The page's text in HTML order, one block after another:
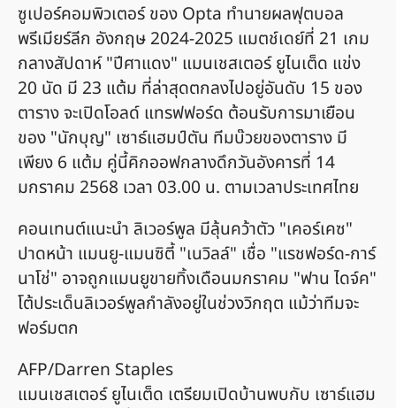
ซูเปอร์คอมพิวเตอร์ ของ Opta ทำนายผลฟุตบอล
พรีเมียร์ลีก อังกฤษ 2024-2025 แมตช์เดย์ที่ 21 เกม
กลางสัปดาห์ "ปีศาแดง" แมนเชสเตอร์ ยูไนเต็ด แข่ง
20 นัด มี 23 แต้ม ที่ล่าสุดตกลงไปอยู่อันดับ 15 ของ
ตาราง จะเปิดโอลด์ แทรฟฟอร์ด ต้อนรับการมาเยือน
ของ "นักบุญ" เซาธ์แฮมป์ตัน ทีมบ๊วยของตาราง มี
เพียง 6 แต้ม คู่นี้คิกออฟกลางดึกวันอังคารที่ 14
มกราคม 2568 เวลา 03.00 น. ตามเวลาประเทศไทย
คอนเทนต์แนะนำ ลิเวอร์พูล มีลุ้นคว้าตัว "เคอร์เคซ"
ปาดหน้า แมนยู-แมนซิตี้ "เนวิลล์" เชื่อ "แรชฟอร์ด-การ์
นาโช่" อาจถูกแมนยูขายทิ้งเดือนมกราคม "ฟาน ไดจ์ค"
โต้ประเด็นลิเวอร์พูลกำลังอยู่ในช่วงวิกฤต แม้ว่าทีมจะ
ฟอร์มตก
AFP/Darren Staples
แมนเชสเตอร์ ยูไนเต็ด เตรียมเปิดบ้านพบกับ เซาธ์แฮม